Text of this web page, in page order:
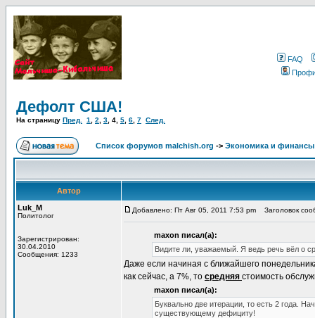
FAQ
Дефолт США!
На страницу Пред. 1 2 3 4 5 6 7 След.
Список форумов malchish.org -> Экономика и финансы
Автор
Luk_M
Политолог
Зарегистрирован:
30.04.2010
Сообщения: 1233
Добавлено: Пт Авг 05, 2011 7:53 pm Заголовок
maxon писал(а):
Видите ли, уважаемый. Я ведь речь вёл о
Даже если начиная с ближайшего
как сейчас, а 7%, то средняя стоимость
maxon писал(а):
Буквально две итерации, то есть 2 года.
существующему дефициту!